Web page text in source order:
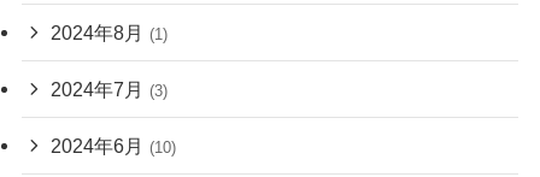
2024年8月 (1)
2024年7月 (3)
2024年6月 (10)